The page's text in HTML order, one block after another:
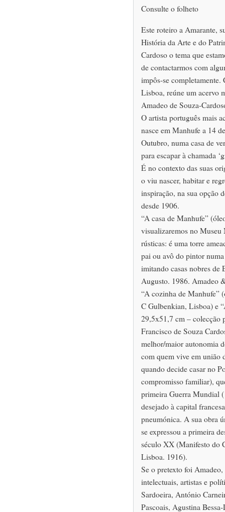
Consulte o folheto
Este roteiro a Amarante,
História da Arte e do
Cardoso o tema que
de contactarmos com
impôs-se
Lisboa, reúne um acervo
Amadeo de Souza-
O artista português mais
nasce em Manhufe a 14
Outubro, numa casa de
para escapar à chamada
É no contexto das suas
o viu nascer, habitar e
inspiração, na sua opção
desde 1906.
“A casa de Manhufe”
visualizaremos no Museu
rústicas: é uma torre
pai ou avô do pintor
imitando casas nobres
Augusto. 1986. Amadeo
“A cozinha de Manhufe”
C Gulbenkian, Lisboa) e
29,5x51,7 cm – colecção
Francisco de Souza
melhor/maior autonomia
com quem vive em união
quando decide casar no
compromisso familiar),
primeira Guerra Mundial
desejado à capital
pneumónica. A sua obra
se expressou a primeira
século XX (Manifesto do
Lisboa. 1916).
Se o pretexto foi
intelectuais, artistas e
Sardoeira, António
Pascoais, Agustina